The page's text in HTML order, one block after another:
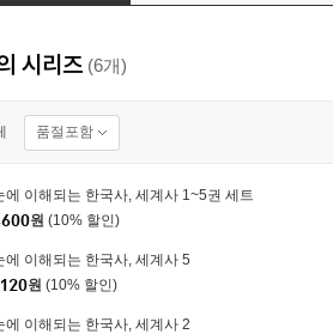
시리즈 (6개)
품절포함
에 이해되는 한국사, 세계사 1~5권 세트
원 (10% 할인)
에 이해되는 한국사, 세계사 5
원 (10% 할인)
에 이해되는 한국사, 세계사 2